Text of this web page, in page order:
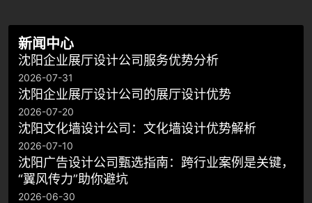
新闻中心
沈阳企业展厅设计公司服务优势分析
2026-07-31
沈阳企业展厅设计公司的展厅设计优势
2026-07-20
沈阳文化墙设计公司：文化墙设计优势解析
2026-07-10
沈阳广告设计公司甄选指南：跨行业案例是关键，
“翼风传力”助你避坑
2026-06-30